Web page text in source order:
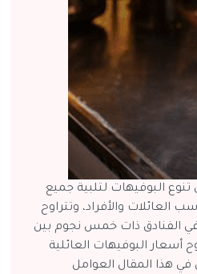
البوفيهات لتلبية جميع
العائلات والأفراد، وتتراوح
الفاخرة في الفنادق ذات خمس نجوم بين
أسعار البوفيهات العائلية
في هذا المقال العوامل